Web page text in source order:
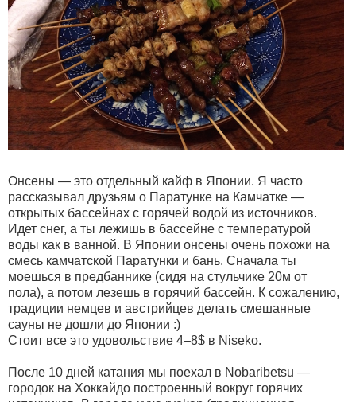
Онсены — это отдельный кайф в Японии. Я часто
рассказывал друзьям о Паратунке на Камчатке —
открытых бассейнах с горячей водой из источников.
Идет снег, а ты лежишь в бассейне с температурой
воды как в ванной. В Японии онсены очень похожи на
смесь камчатской Паратунки и бань. Сначала ты
моешься в предбаннике (сидя на стульчике 20м от
пола), а потом лезешь в горячий бассейн. К сожалению,
традиции немцев и австрийцев делать смешанные
сауны не дошли до Японии :)
Стоит все это удовольствие 4–8$ в Niseko.
После 10 дней катания мы поехал в Nobaribetsu —
городок на Хоккайдо построенный вокруг горячих